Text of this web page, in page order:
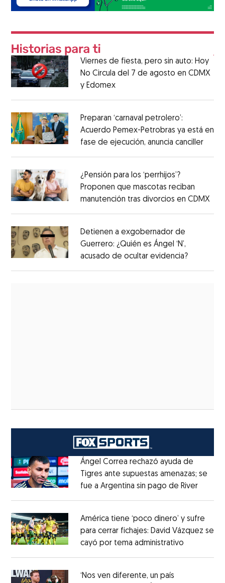
Viernes de fiesta, pero sin auto: Hoy
No Circula del 7 de agosto en CDMX
y Edomex
Preparan ‘carnaval petrolero’:
Acuerdo Pemex-Petrobras ya está en
fase de ejecución, anuncia canciller
¿Pensión para los ‘perrhijos’?
Proponen que mascotas reciban
manutención tras divorcios en CDMX
Detienen a exgobernador de
Guerrero: ¿Quién es Ángel ‘N’,
acusado de ocultar evidencia?
Ángel Correa rechazó ayuda de
Tigres ante supuestas amenazas; se
fue a Argentina sin pago de RiverOpens
América tiene ‘poco dinero’ y sufre
para cerrar fichajes: David Vázquez se
cayó por tema administrativo
‘Nos ven diferente, un país